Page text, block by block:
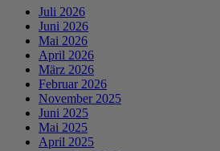
Juli 2026
Juni 2026
Mai 2026
April 2026
März 2026
Februar 2026
November 2025
Juni 2025
Mai 2025
April 2025